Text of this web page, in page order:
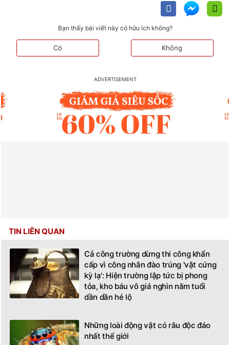
Bạn thấy bài viết này có hữu ích không?
Có Không
TIN LIÊN QUAN
Cả công trường dừng thi công khẩn
cấp vì công nhân đào trúng 'vật cứng
kỳ lạ': Hiện trường lập tức bị phong
tỏa, kho báu vô giá nghìn năm tuổi
dần dần hé lộ
Những loài động vật có râu độc đáo
nhất thế giới